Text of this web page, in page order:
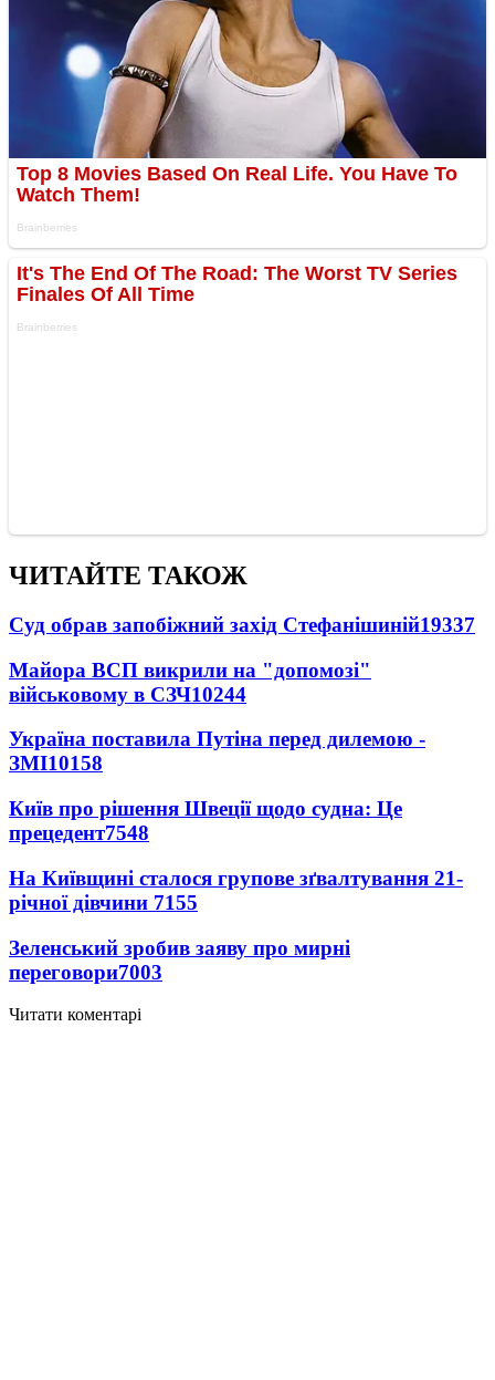
ЧИТАЙТЕ ТАКОЖ
Суд обрав запобіжний захід Стефанішиній19337
Майора ВСП викрили на "допомозі"
військовому в СЗЧ10244
Україна поставила Путіна перед дилемою -
ЗМІ10158
Київ про рішення Швеції щодо судна: Це
прецедент7548
На Київщині сталося групове зґвалтування 21-
річної дівчини 7155
Зеленський зробив заяву про мирні
переговори7003
Читати коментарі